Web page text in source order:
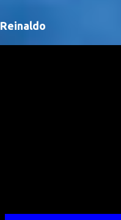
Reinaldo